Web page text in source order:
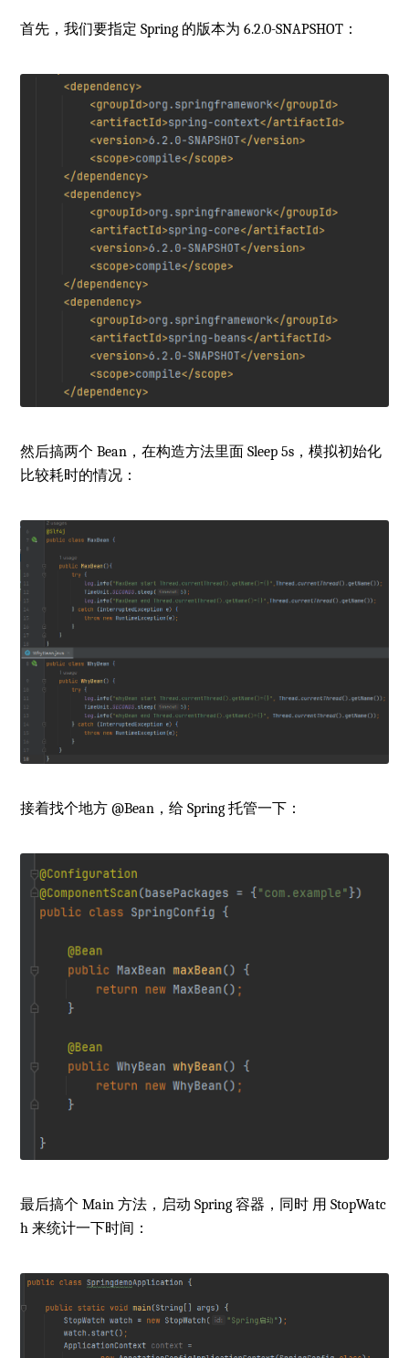
首先，我们要指定 Spring 的版本为 6.2.0-SNAPSHOT：
然后搞两个 Bean，在构造方法里面 Sleep 5s，模拟初始化
比较耗时的情况：
接着找个地方 @Bean，给 Spring 托管一下：
最后搞个 Main 方法，启动 Spring 容器，同时 用 StopWatc
h 来统计一下时间：